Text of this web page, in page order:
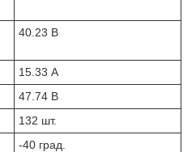
40.23 В
15.33 А
47.74 В
132 шт.
-40 град.